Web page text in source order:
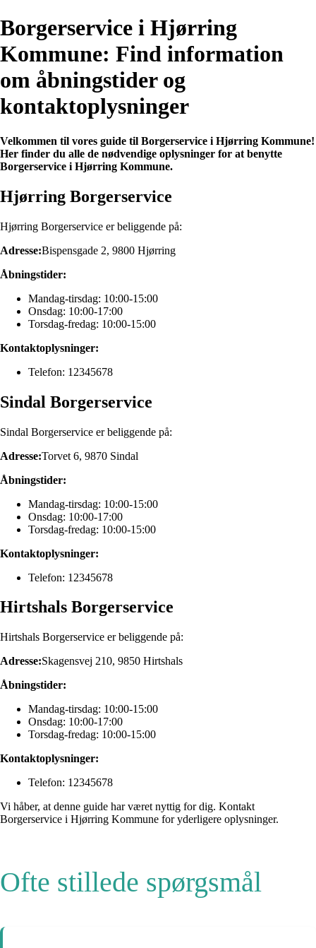
Borgerservice i Hjørring
Kommune: Find information
om åbningstider og
kontaktoplysninger
Velkommen til vores guide til Borgerservice i Hjørring Kommune!
Her finder du alle de nødvendige oplysninger for at benytte
Borgerservice i Hjørring Kommune.
Hjørring Borgerservice
Hjørring Borgerservice er beliggende på:
Adresse:Bispensgade 2, 9800 Hjørring
Åbningstider:
Mandag-tirsdag: 10:00-15:00
Onsdag: 10:00-17:00
Torsdag-fredag: 10:00-15:00
Kontaktoplysninger:
Telefon: 12345678
Sindal Borgerservice
Sindal Borgerservice er beliggende på:
Adresse:Torvet 6, 9870 Sindal
Åbningstider:
Mandag-tirsdag: 10:00-15:00
Onsdag: 10:00-17:00
Torsdag-fredag: 10:00-15:00
Kontaktoplysninger:
Telefon: 12345678
Hirtshals Borgerservice
Hirtshals Borgerservice er beliggende på:
Adresse:Skagensvej 210, 9850 Hirtshals
Åbningstider:
Mandag-tirsdag: 10:00-15:00
Onsdag: 10:00-17:00
Torsdag-fredag: 10:00-15:00
Kontaktoplysninger:
Telefon: 12345678
Vi håber, at denne guide har været nyttig for dig. Kontakt
Borgerservice i Hjørring Kommune for yderligere oplysninger.
Ofte stillede spørgsmål